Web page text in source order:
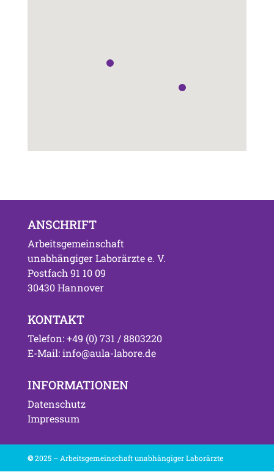
ANSCHRIFT
Arbeitsgemeinschaft
unabhängiger Laborärzte e. V.
Postfach 91 10 09
30430 Hannover
KONTAKT
Telefon: +49 (0) 731 / 8803220
E-Mail: info@aula-labore.de
INFORMATIONEN
Datenschutz
Impressum
©2025 – Arbeitsgemeinschaft unabhängiger Laborärzte